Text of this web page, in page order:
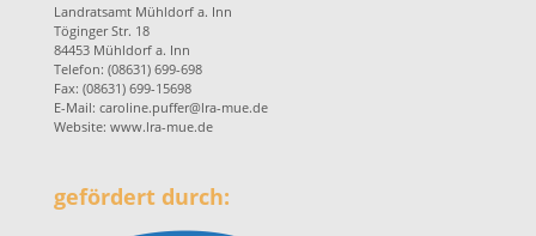
Landratsamt Mühldorf a. Inn
Töginger Str. 18
84453 Mühldorf a. Inn
Telefon: (08631) 699-698
Fax: (08631) 699-15698
E-Mail: caroline.puffer@lra-mue.de
Website: www.lra-mue.de
gefördert durch: